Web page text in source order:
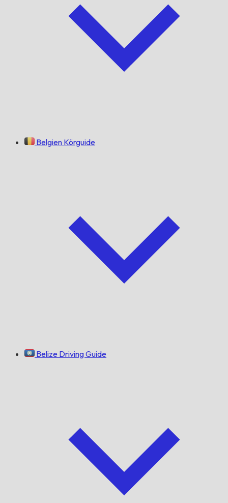
Belgien Körguide
Belize Driving Guide